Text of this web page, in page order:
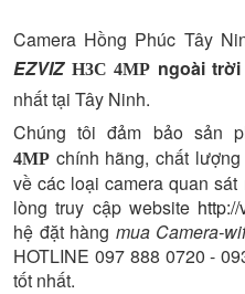
Camera Hồng Phúc Tây
EZVIZ H3C 4MP ngoài trời
nhất tại Tây Ninh.
Chúng tôi đảm bảo sản
4MP chính hãng, chất
về các loại camera quan
lòng truy cập website
hệ đặt hàng mua Camera-
HOTLINE 097 888 0720 -
tốt nhất.